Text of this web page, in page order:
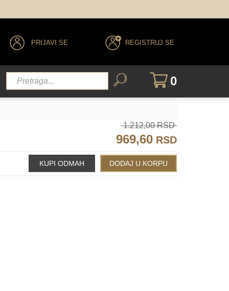
PRIJAVI SE REGISTRUJ SE
0
1.212,00 RSD
969,60 RSD